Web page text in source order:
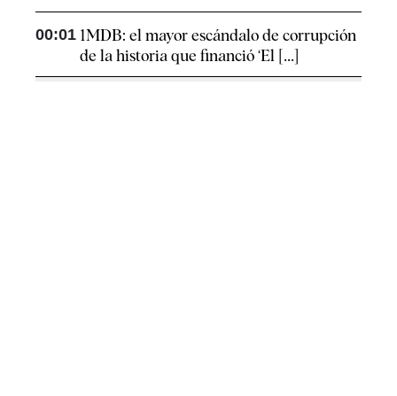
00:01 1MDB: el mayor escándalo de corrupción
de la historia que financió ‘El [...]